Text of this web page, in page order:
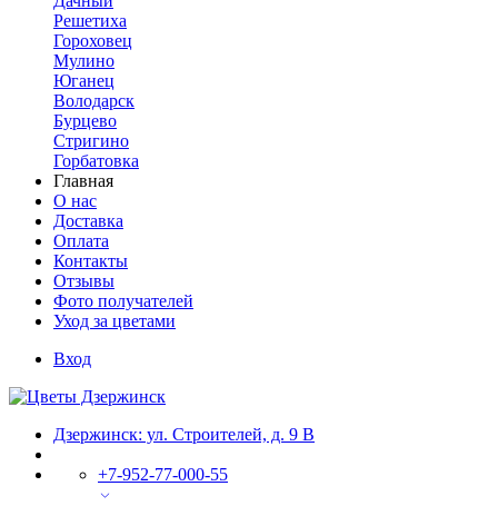
Решетиха
Гороховец
Мулино
Юганец
Володарск
Бурцево
Стригино
Горбатовка
Главная
О нас
Доставка
Оплата
Контакты
Отзывы
Фото получателей
Уход за цветами
Вход
Дзержинск: ул. Строителей, д. 9 В
+7-952-77-000-55